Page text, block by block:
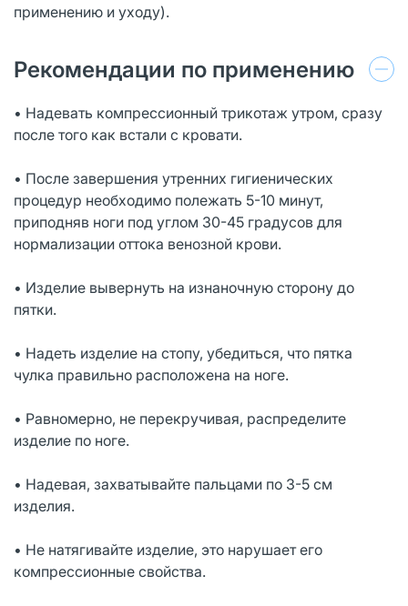
применению и уходу).
Рекомендации по применению
• Надевать компрессионный трикотаж утром, сразу
после того как встали с кровати.
• После завершения утренних гигиенических
процедур необходимо полежать 5-10 минут,
приподняв ноги под углом 30-45 градусов для
нормализации оттока венозной крови.
• Изделие вывернуть на изнаночную сторону до
пятки.
• Надеть изделие на стопу, убедиться, что пятка
чулка правильно расположена на ноге.
• Равномерно, не перекручивая, распределите
изделие по ноге.
• Надевая, захватывайте пальцами по 3-5 см
изделия.
• Не натягивайте изделие, это нарушает его
компрессионные свойства.